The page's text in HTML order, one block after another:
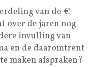
van de €
over de jaren nog
invulling van
en de daaromtrent
maken afspraken?